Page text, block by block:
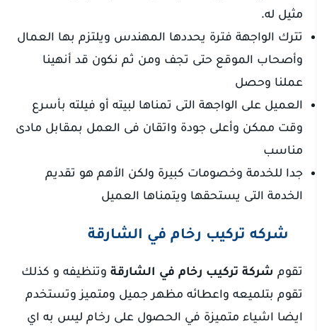
مثيل له.
تترك الواجهة فترة يحددها المهندس ويلتزم بها العمال
وأصحاب الموقع حتى تجف ومن ثم نكون قد أنهينا
عملنا وحصل
العميل على الواجهة التى تمناها لبيته أو فيلته بأسرع
وقت ممكن وأعلى جودة واتقان فى العمل بمقابل مادى
مناسب
جدا للخدمة وخصومات كبيرة ولكن الأهم هو تقديم
الخدمة التى يستحقها ويتمناها العميل
شركه تركيب رخام في الشارقة
تقوم شركة تركيب رخام في الشارقة وتنظيفه و كذلك
تقوم بتلميعه واعطائه مظهر جميل ومتميز وتستخدم
ايضا اشياء متميزة في الحصول على رخام ليس به اي